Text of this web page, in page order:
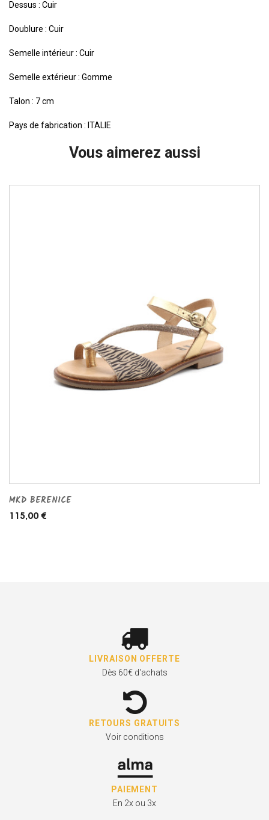
Dessus : Cuir
Doublure : Cuir
Semelle intérieur : Cuir
Semelle extérieur : Gomme
Talon : 7 cm
Pays de fabrication : ITALIE
Vous aimerez aussi
MKD BERENICE
115,00 €
LIVRAISON OFFERTE
Dès 60€ d'achats
RETOURS GRATUITS
Voir conditions
PAIEMENT
En 2x ou 3x